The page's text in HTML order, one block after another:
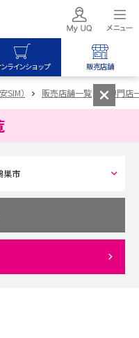
ラインショップ 販売店舗
SIM） 販売店舗一覧 専門店